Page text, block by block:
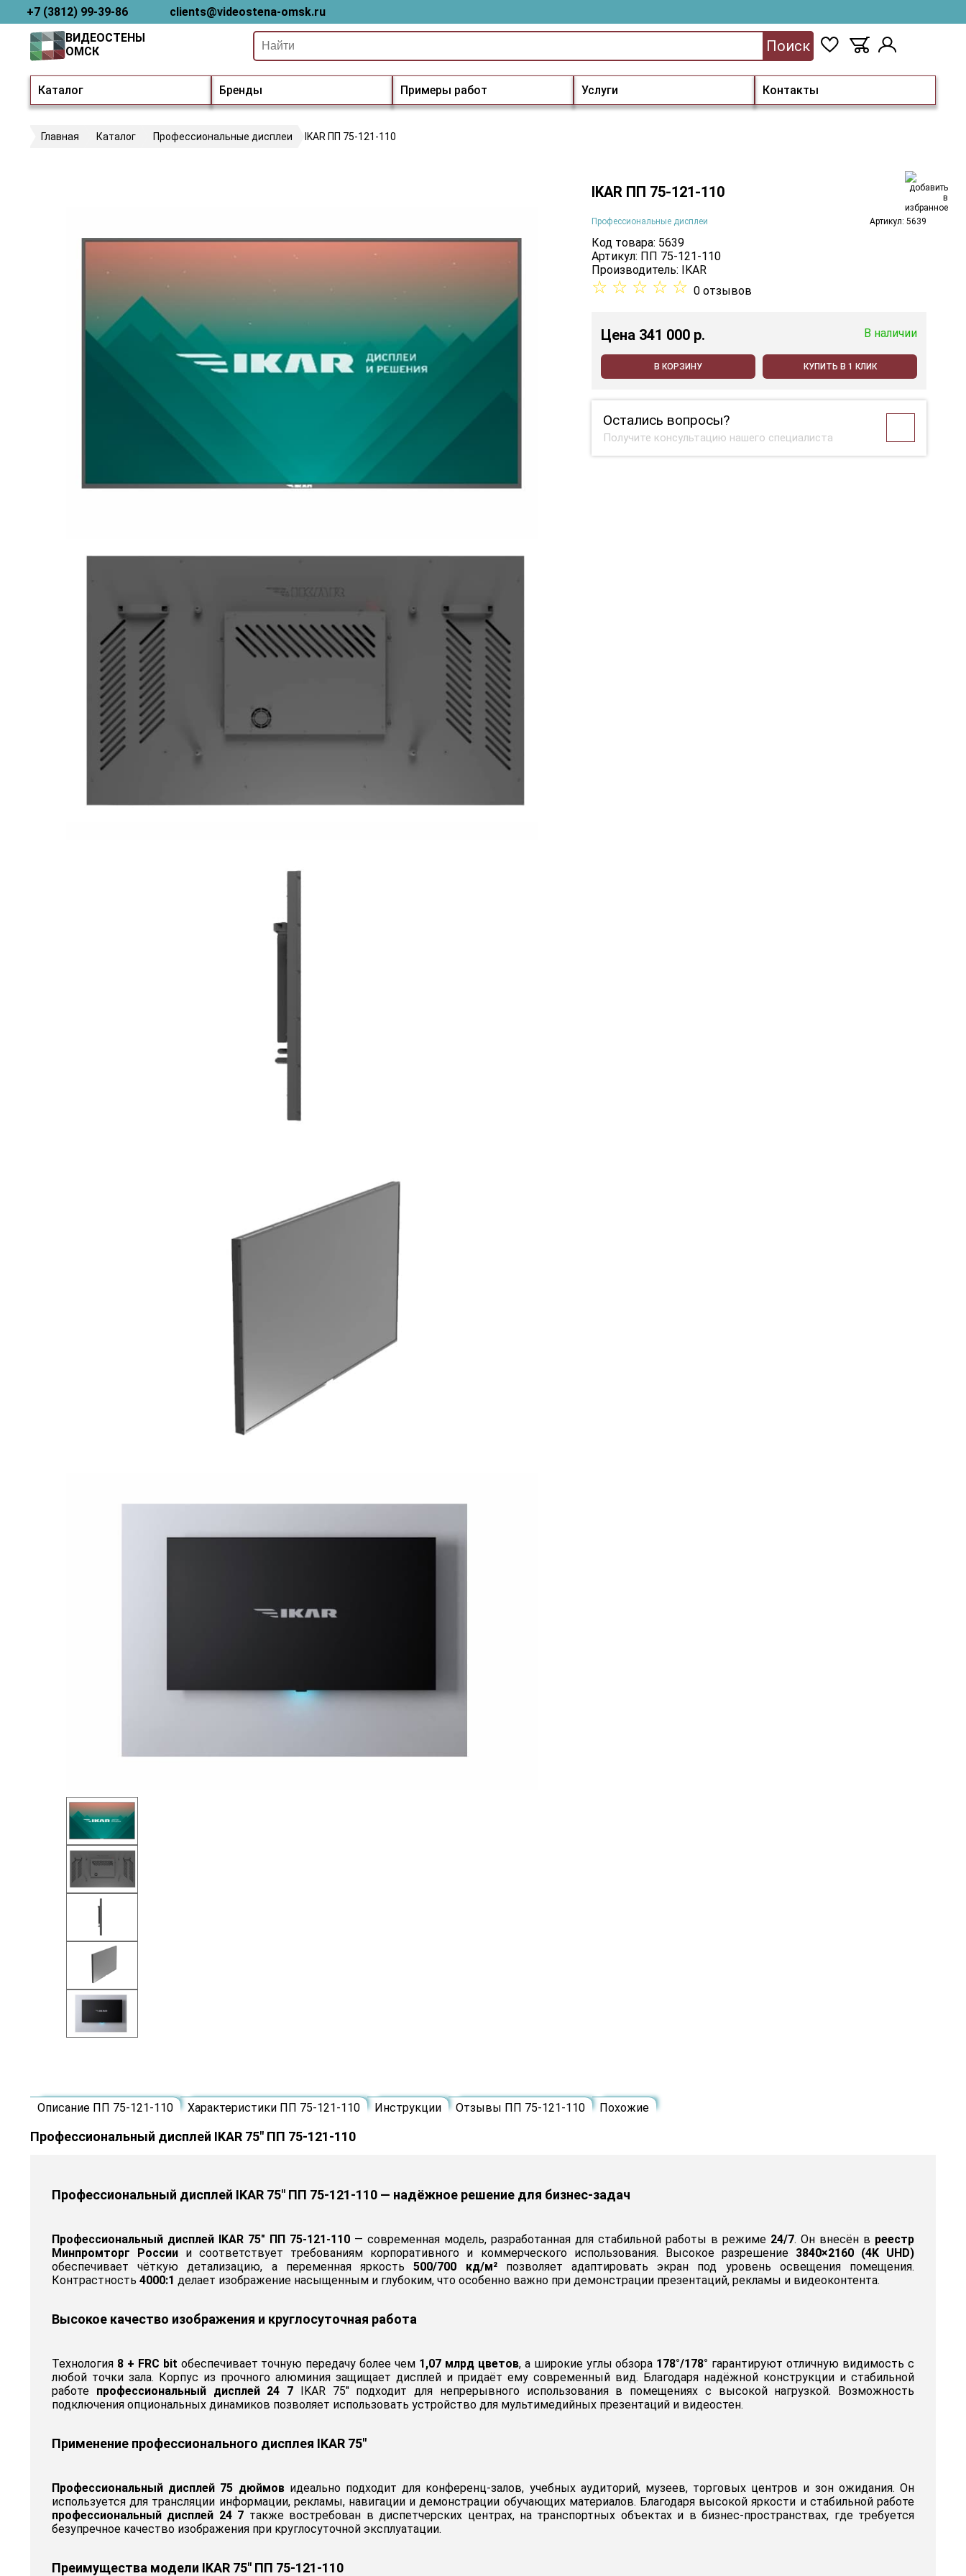
+7 (3812) 99-39-86 clients@videostena-omsk.ru
Каталог Бренды Примеры работ Услуги Контакты
ВИДЕОСТЕНЫ
ОМСК
Поиск
Главная Каталог Профессиональные дисплеи IKAR ПП 75-121-110
IKAR ПП 75-121-110
Профессиональные дисплеи Артикул: 5639
Код товара: 5639
Артикул: ПП 75-121-110
Производитель: IKAR
☆ ☆ ☆ ☆ ☆ 0 отзывов
Цена 341 000 p. В наличии
В КОРЗИНУ КУПИТЬ В 1 КЛИК
Остались вопросы?
Получите консультацию нашего специалиста
Описание ПП 75-121-110 Характеристики ПП 75-121-110 Инструкции Отзывы ПП 75-121-110 Похожие
Профессиональный дисплей IKAR 75" ПП 75-121-110
Профессиональный дисплей IKAR 75" ПП 75-121-110 — надёжное решение для бизнес-задач
Профессиональный дисплей IKAR 75" ПП 75-121-110 — современная модель, разработанная для стабильной работы в режиме 24/7. Он внесён в реестр
Минпромторг России и соответствует требованиям корпоративного и коммерческого использования. Высокое разрешение 3840×2160 (4K UHD)
обеспечивает чёткую детализацию, а переменная яркость500/700 кд/м²позволяет адаптировать экран под уровень освещения помещения.
Контрастность 4000:1 делает изображение насыщенным и глубоким, что особенно важно при демонстрации презентаций, рекламы и видеоконтента.
Высокое качество изображения и круглосуточная работа
Технология 8 + FRC bit обеспечивает точную передачу более чем 1,07 млрд цветов, а широкие углы обзора 178°/178° гарантируют отличную видимость с
любой точки зала. Корпус из прочного алюминия защищает дисплей и придаёт ему современный вид. Благодаря надёжной конструкции и стабильной
работе профессиональный дисплей 24 7 IKAR 75" подходит для непрерывного использования в помещениях с высокой нагрузкой. Возможность
подключения опциональных динамиков позволяет использовать устройство для мультимедийных презентаций и видеостен.
Применение профессионального дисплея IKAR 75"
Профессиональный дисплей 75 дюймовидеально подходит для конференц-залов, учебных аудиторий, музеев, торговых центров и зон ожидания. Он
используется для трансляции информации, рекламы, навигации и демонстрации обучающих материалов. Благодаря высокой яркости и стабильной работе
профессиональный дисплей 24 7 также востребован в диспетчерских центрах, на транспортных объектах и в бизнес-пространствах, где требуется
безупречное качество изображения при круглосуточной эксплуатации.
Преимущества модели IKAR 75" ПП 75-121-110